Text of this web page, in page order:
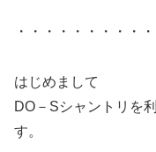
・・・・・・・・・・
はじめまして
DO－Sシャントリを
す。